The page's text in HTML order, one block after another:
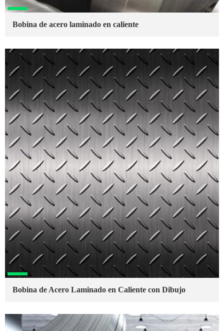
Bobina de acero laminado en caliente
Bobina de Acero Laminado en Caliente con Dibujo